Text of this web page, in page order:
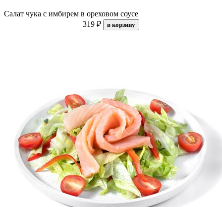
Салат чука с имбирем в ореховом соусе
319 ₽
в корзину